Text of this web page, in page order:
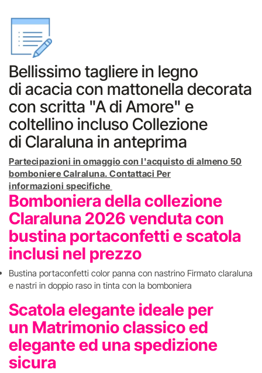
Bellissimo tagliere in legno
di acacia con mattonella decorata
con scritta "A di Amore" e
coltellino incluso Collezione
di Claraluna in anteprima
Partecipazioni in omaggio con l'acquisto di almeno 50
bomboniere Calraluna. Contattaci Per
informazioni specifiche
Bomboniera della collezione
Claraluna 2026 venduta con
bustina portaconfetti e scatola
inclusi nel prezzo
Bustina portaconfetti color panna con nastrino Firmato claraluna
e nastri in doppio raso in tinta con la bomboniera
Scatola elegante ideale per
un Matrimonio classico ed
elegante ed una spedizione
sicura